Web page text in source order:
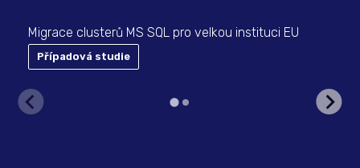
Migrace clusterů MS SQL pro velkou instituci EU
Případová studie